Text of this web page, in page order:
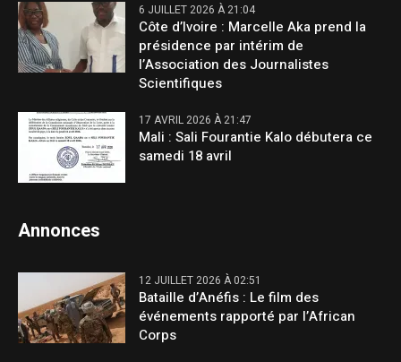
6 JUILLET 2026 À 21:04
Côte d’Ivoire : Marcelle Aka prend la
présidence par intérim de
l’Association des Journalistes
Scientifiques
17 AVRIL 2026 À 21:47
Mali : Sali Fourantie Kalo débutera ce
samedi 18 avril
Annonces
12 JUILLET 2026 À 02:51
Bataille d’Anéfis : Le film des
événements rapporté par l’African
Corps